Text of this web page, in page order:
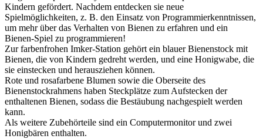
Kindern gefördert. Nachdem entdecken sie neue
Spielmöglichkeiten, z. B. den Einsatz von Programmierkenntnissen,
um mehr über das Verhalten von Bienen zu erfahren und ein
Bienen-Spiel zu programmieren!
Zur farbenfrohen Imker-Station gehört ein blauer Bienenstock mit
Bienen, die von Kindern gedreht werden, und eine Honigwabe, die
sie einstecken und herausziehen können.
Rote und rosafarbene Blumen sowie die Oberseite des
Bienenstockrahmens haben Steckplätze zum Aufstecken der
enthaltenen Bienen, sodass die Bestäubung nachgespielt werden
kann.
Als weitere Zubehörteile sind ein Computermonitor und zwei
Honigbären enthalten.